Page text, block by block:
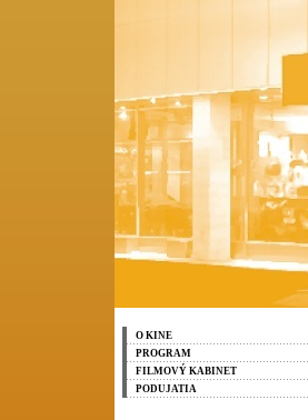
O KINE
PROGRAM
FILMOVÝ KABINET
PODUJATIA